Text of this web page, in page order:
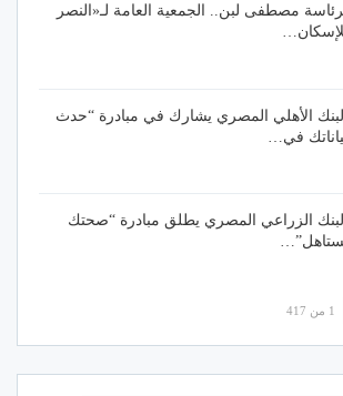
مصطفى لبن.. الجمعية العامة لـ«النصر
الأهلي المصري يشارك في مبادرة “حدث
في…
البنك الزراعي المصري يطلق مبادرة “صحتك
1 من 417